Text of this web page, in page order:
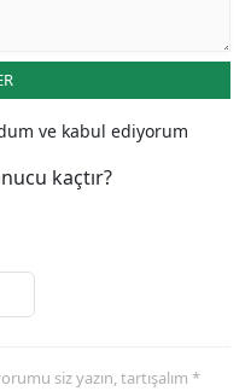
ve kabul ediyorum
kaçtır?
siz yazın, tartışalım *